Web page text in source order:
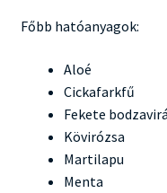
Főbb hatóanyagok:
Aloé
Cickafarkfű
Fekete
Kövirózsa
Martilapu
Menta